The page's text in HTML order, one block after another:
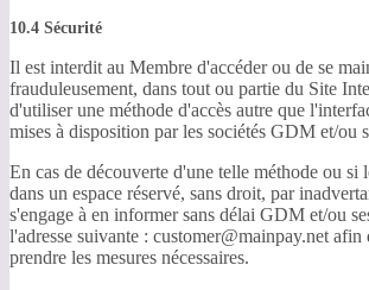
10.4 Sécurité
Il est interdit au Membre d'accéder ou de se
frauduleusement, dans tout ou partie du Site
d'utiliser une méthode d'accès autre que
mises à disposition par les sociétés GDM et/ou
En cas de découverte d'une telle méthode ou si
dans un espace réservé, sans droit, par
s'engage à en informer sans délai GDM et/ou
l'adresse suivante : customer@mainpay.net afin
prendre les mesures nécessaires.